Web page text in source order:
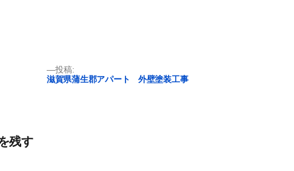
投稿:
滋賀県蒲生郡アパート 外壁塗装工事
残す